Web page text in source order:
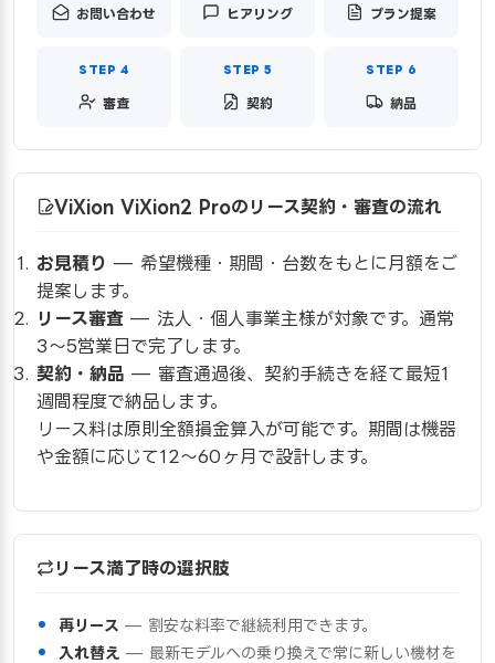
お問い合わせ ヒアリング プラン提案
審査 契約 納品
ViXion ViXion2 Proのリース契約・審査の流れ
お見積り — 希望機種・期間・台数をもとに月額をご
提案します。
リース審査 — 法人・個人事業主様が対象です。通常
3〜5営業日で完了します。
契約・納品 — 審査通過後、契約手続きを経て最短1
週間程度で納品します。
リース料は原則全額損金算入が可能です。期間は機器
や金額に応じて12〜60ヶ月で設計します。
リース満了時の選択肢
再リース — 割安な料率で継続利用できます。
入れ替え — 最新モデルへの乗り換えで常に新しい機材を